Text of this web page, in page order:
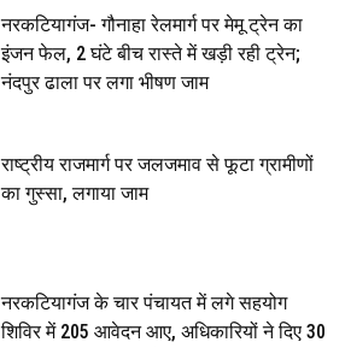
नरकटियागंज- गौनाहा रेलमार्ग पर मेमू ट्रेन का
इंजन फेल, 2 घंटे बीच रास्ते में खड़ी रही ट्रेन;
नंदपुर ढाला पर लगा भीषण जाम
राष्ट्रीय राजमार्ग पर जलजमाव से फूटा ग्रामीणों
का गुस्सा, लगाया जाम
नरकटियागंज के चार पंचायत में लगे सहयोग
शिविर में 205 आवेदन आए, अधिकारियों ने दिए 30